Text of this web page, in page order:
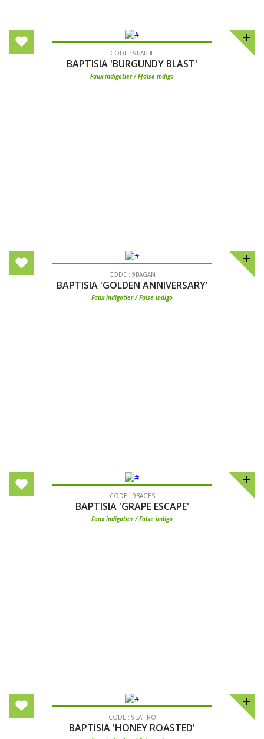
CODE : 9BABBL
BAPTISIA 'BURGUNDY BLAST'
Faux indigotier / Ffalse indigo
CODE : 9BAGAN
BAPTISIA 'GOLDEN ANNIVERSARY'
Faux indigotier / False indigo
CODE : 9BAGES
BAPTISIA 'GRAPE ESCAPE'
Faux indigotier / False indigo
CODE : 9BAHRO
BAPTISIA 'HONEY ROASTED'